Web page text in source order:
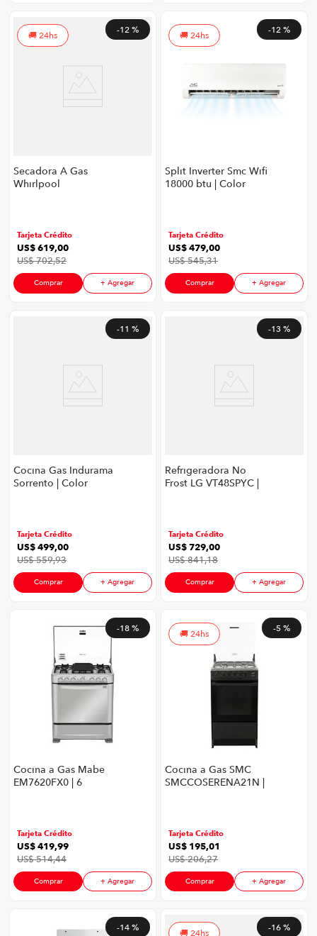
-12 %
24hs
Secadora A Gas
Whirlpool
Tarjeta Crédito
US$619,00
US$702,52
Comprar + Agregar
-12 %
24hs
Split Inverter Smc Wifi
18000 btu | Color
Tarjeta Crédito
US$479,00
US$545,31
Comprar + Agregar
-11 %
Cocina Gas Indurama
Sorrento | Color
Tarjeta Crédito
US$499,00
US$559,93
Comprar + Agregar
-13 %
Refrigeradora No
Frost LG VT48SPYC |
Smart Inverter Color
Plateado
Tarjeta Crédito
US$729,00
US$841,18
Comprar + Agregar
-18 %
Cocina a Gas Mabe
EM7620FX0 | 6
Tarjeta Crédito
US$419,99
US$514,44
Comprar + Agregar
-5 %
24hs
Cocina a Gas SMC
SMCCOSERENA21N |
Tarjeta Crédito
US$ 195,01
US$206,27
Comprar + Agregar
-14 % -16 %
24hs